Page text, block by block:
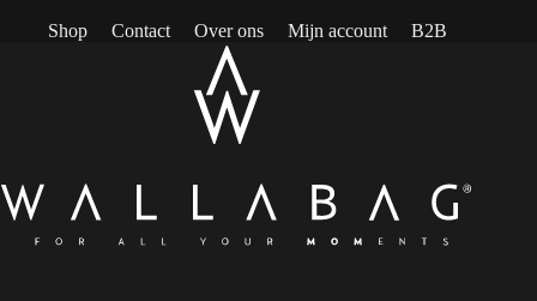
Shop Contact Over ons Mijn account B2B